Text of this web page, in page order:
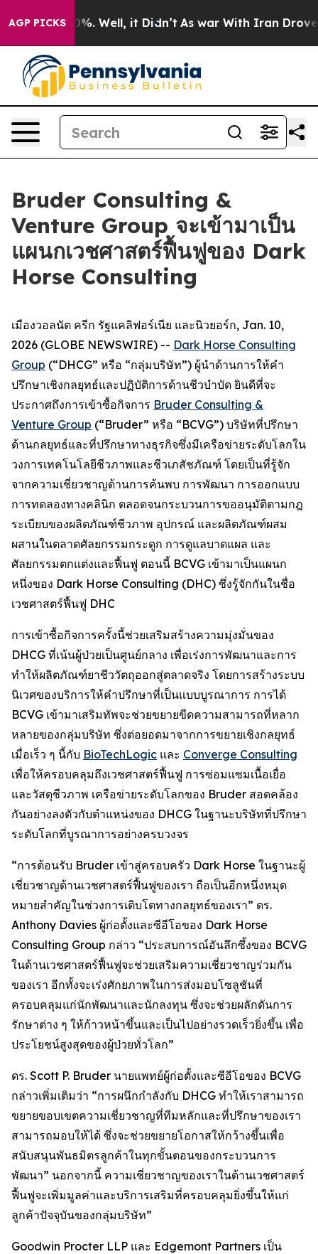
AGP PICKS40%. Well, it Didn’t As war With Iran Drove oil
Bruder Consulting &
Venture Group จะเข้ามาเป็น
แผนกเวชศาสตร์ฟื้นฟูของ Dark
Horse Consulting
เมืองวอลนัต ครีก รัฐแคลิฟอร์เนีย และนิวยอร์ก, Jan. 10,
2026 (GLOBE NEWSWIRE) -- Dark Horse Consulting
Group (“DHCG” หรือ “กลุ่มบริษัท”) ผู้นำด้านการให้คำ
ปรึกษาเชิงกลยุทธ์และปฏิบัติการด้านชีวบำบัด ยินดีที่จะ
ประกาศถึงการเข้าซื้อกิจการ Bruder Consulting &
Venture Group (“Bruder” หรือ “BCVG”) บริษัทที่ปรึกษา
ด้านกลยุทธ์และที่ปรึกษาทางธุรกิจซึ่งมีเครือข่ายระดับโลกใน
วงการเทคโนโลยีชีวภาพและชีวเภสัชภัณฑ์ โดยเป็นที่รู้จัก
จากความเชี่ยวชาญด้านการค้นพบ การพัฒนา การออกแบบ
การทดลองทางคลินิก ตลอดจนกระบวนการขออนุมัติตามกฎ
ระเบียบของผลิตภัณฑ์ชีวภาพ อุปกรณ์ และผลิตภัณฑ์ผสม
ผสานในตลาดศัลยกรรมกระดูก การดูแลบาดแผล และ
ศัลยกรรมตกแต่งและฟื้นฟู ตอนนี้ BCVG เข้ามาเป็นแผนก
หนึ่งของ Dark Horse Consulting (DHC) ซึ่งรู้จักกันในชื่อ
เวชศาสตร์ฟื้นฟู DHC
การเข้าซื้อกิจการครั้งนี้ช่วยเสริมสร้างความมุ่งมั่นของ
DHCG ที่เน้นผู้ป่วยเป็นศูนย์กลาง เพื่อเร่งการพัฒนาและการ
ทำให้ผลิตภัณฑ์ยาชีววัตถุออกสู่ตลาดจริง โดยการสร้างระบบ
นิเวศของบริการให้คำปรึกษาที่เป็นแบบบูรณาการ การได้
BCVG เข้ามาเสริมทัพจะช่วยขยายขีดความสามารถที่หลาก
หลายของกลุ่มบริษัท ซึ่งต่อยอดมาจากการขยายเชิงกลยุทธ์
เมื่อเร็ว ๆ นี้กับ BioTechLogic และ Converge Consulting
เพื่อให้ครอบคลุมถึงเวชศาสตร์ฟื้นฟู การซ่อมแซมเนื้อเยื่อ
และวัสดุชีวภาพ เครือข่ายระดับโลกของ Bruder สอดคล้อง
กันอย่างลงตัวกับตำแหน่งของ DHCG ในฐานะบริษัทที่ปรึกษา
ระดับโลกที่บูรณาการอย่างครบวงจร
“การต้อนรับ Bruder เข้าสู่ครอบครัว Dark Horse ในฐานะผู้
เชี่ยวชาญด้านเวชศาสตร์ฟื้นฟูของเรา ถือเป็นอีกหนึ่งหมุด
หมายสำคัญในช่วงการเติบโตทางกลยุทธ์ของเรา” ดร.
Anthony Davies ผู้ก่อตั้งและซีอีโอของ Dark Horse
Consulting Group กล่าว “ประสบการณ์อันลึกซึ้งของ BCVG
ในด้านเวชศาสตร์ฟื้นฟูจะช่วยเสริมความเชี่ยวชาญร่วมกัน
ของเรา อีกทั้งจะเร่งศักยภาพในการส่งมอบโซลูชันที่
ครอบคลุมแก่นักพัฒนาและนักลงทุน ซึ่งจะช่วยผลักดันการ
รักษาต่าง ๆ ให้ก้าวหน้าขึ้นและเป็นไปอย่างรวดเร็วยิ่งขึ้น เพื่อ
ประโยชน์สูงสุดของผู้ป่วยทั่วโลก”
ดร. Scott P. Bruder นายแพทย์ผู้ก่อตั้งและซีอีโอของ BCVG
กล่าวเพิ่มเติมว่า “การผนึกกำลังกับ DHCG ทำให้เราสามารถ
ขยายขอบเขตความเชี่ยวชาญที่ทีมหลักและที่ปรึกษาของเรา
สามารถมอบให้ได้ ซึ่งจะช่วยขยายโอกาสให้กว้างขึ้นเพื่อ
สนับสนุนพันธมิตรลูกค้าในทุกขั้นตอนของกระบวนการ
พัฒนา” นอกจากนี้ ความเชี่ยวชาญของเราในด้านเวชศาสตร์
ฟื้นฟูจะเพิ่มมูลค่าและบริการเสริมที่ครอบคลุมยิ่งขึ้นให้แก่
ลูกค้าปัจจุบันของกลุ่มบริษัท”
Goodwin Procter LLP และ Edgemont Partners เป็น